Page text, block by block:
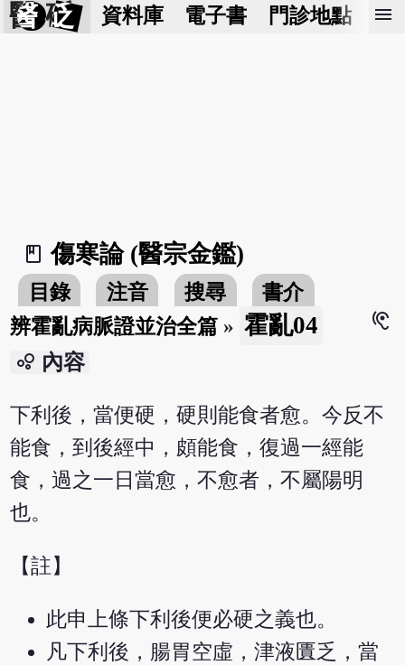
醫 砭 資料庫 電子書 門診地點 預
menu
book_2
傷寒論 (醫宗金鑑)
目錄 注音 搜尋
書介
辨霍亂病脈證並治全篇 » 霍亂04
hearing
bubble_chart 內容
下利後，當便硬，硬則能食者愈。今反不
能食，到後經中，頗能食，復過一經能
食，過之一日當愈，不愈者，不屬陽明
也。
【註】
此申上條下利後便必硬之義也。
凡下利後，腸胃空虛，津液匱乏，當